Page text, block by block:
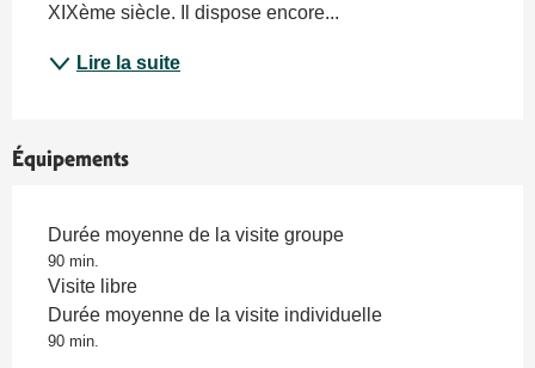
XIXème siècle. Il dispose encore...
Lire la suite
Équipements
Durée moyenne de la visite groupe
90 min.
Visite libre
Durée moyenne de la visite individuelle
90 min.